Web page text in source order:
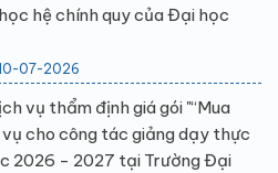
hệ chính quy của Đại học
07-2026
vụ thẩm định giá gói "“Mua
cho công tác giảng dạy thực
2026 - 2027 tại Trường Đại